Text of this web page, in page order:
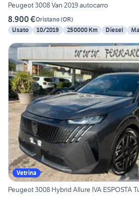
Peugeot 3008 Van 2019 autocarro
8.900 €Oristano(OR)
Usato
10/2019 250000 Km Diesel
Vetrina
Peugeot 3008 Hybrid Allure IVA ESPOSTA